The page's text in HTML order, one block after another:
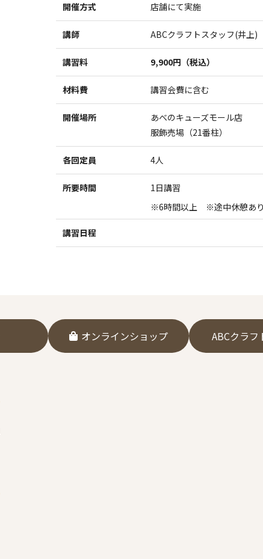
開催方式 店舗にて実施
講師 ABCクラフトスタッフ(井上)
講習料 9,900円（税込）
材料費 講習会費に含む
開催場所
あべのキューズモール店
服飾売場（21番柱）
各回定員 4人
所要時間
1日講習
※6時間以上 ※途中休憩あ
講習日程
オンラインショップ ABCクラフ